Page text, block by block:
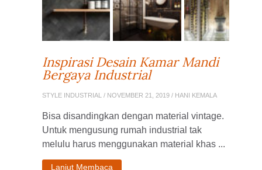
Inspirasi Desain Kamar Mandi
Bergaya Industrial
STYLE INDUSTRIAL / NOVEMBER 21, 2019 / HANI KEMALA
Bisa disandingkan dengan material vintage.
Untuk mengusung rumah industrial tak
melulu harus menggunakan material khas ...
Lanjut Membaca